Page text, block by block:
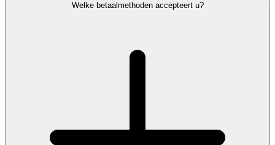
Welke betaalmethoden accepteert u?